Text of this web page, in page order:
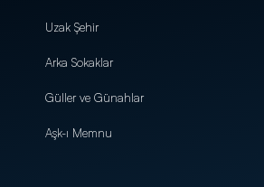
Uzak Şehir
Arka Sokaklar
Güller ve Günahlar
Aşk-ı Memnu